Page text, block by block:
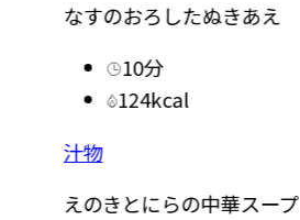
なすのおろしたぬきあえ
10分
124kcal
汁物
えのきとにらの中華スープ